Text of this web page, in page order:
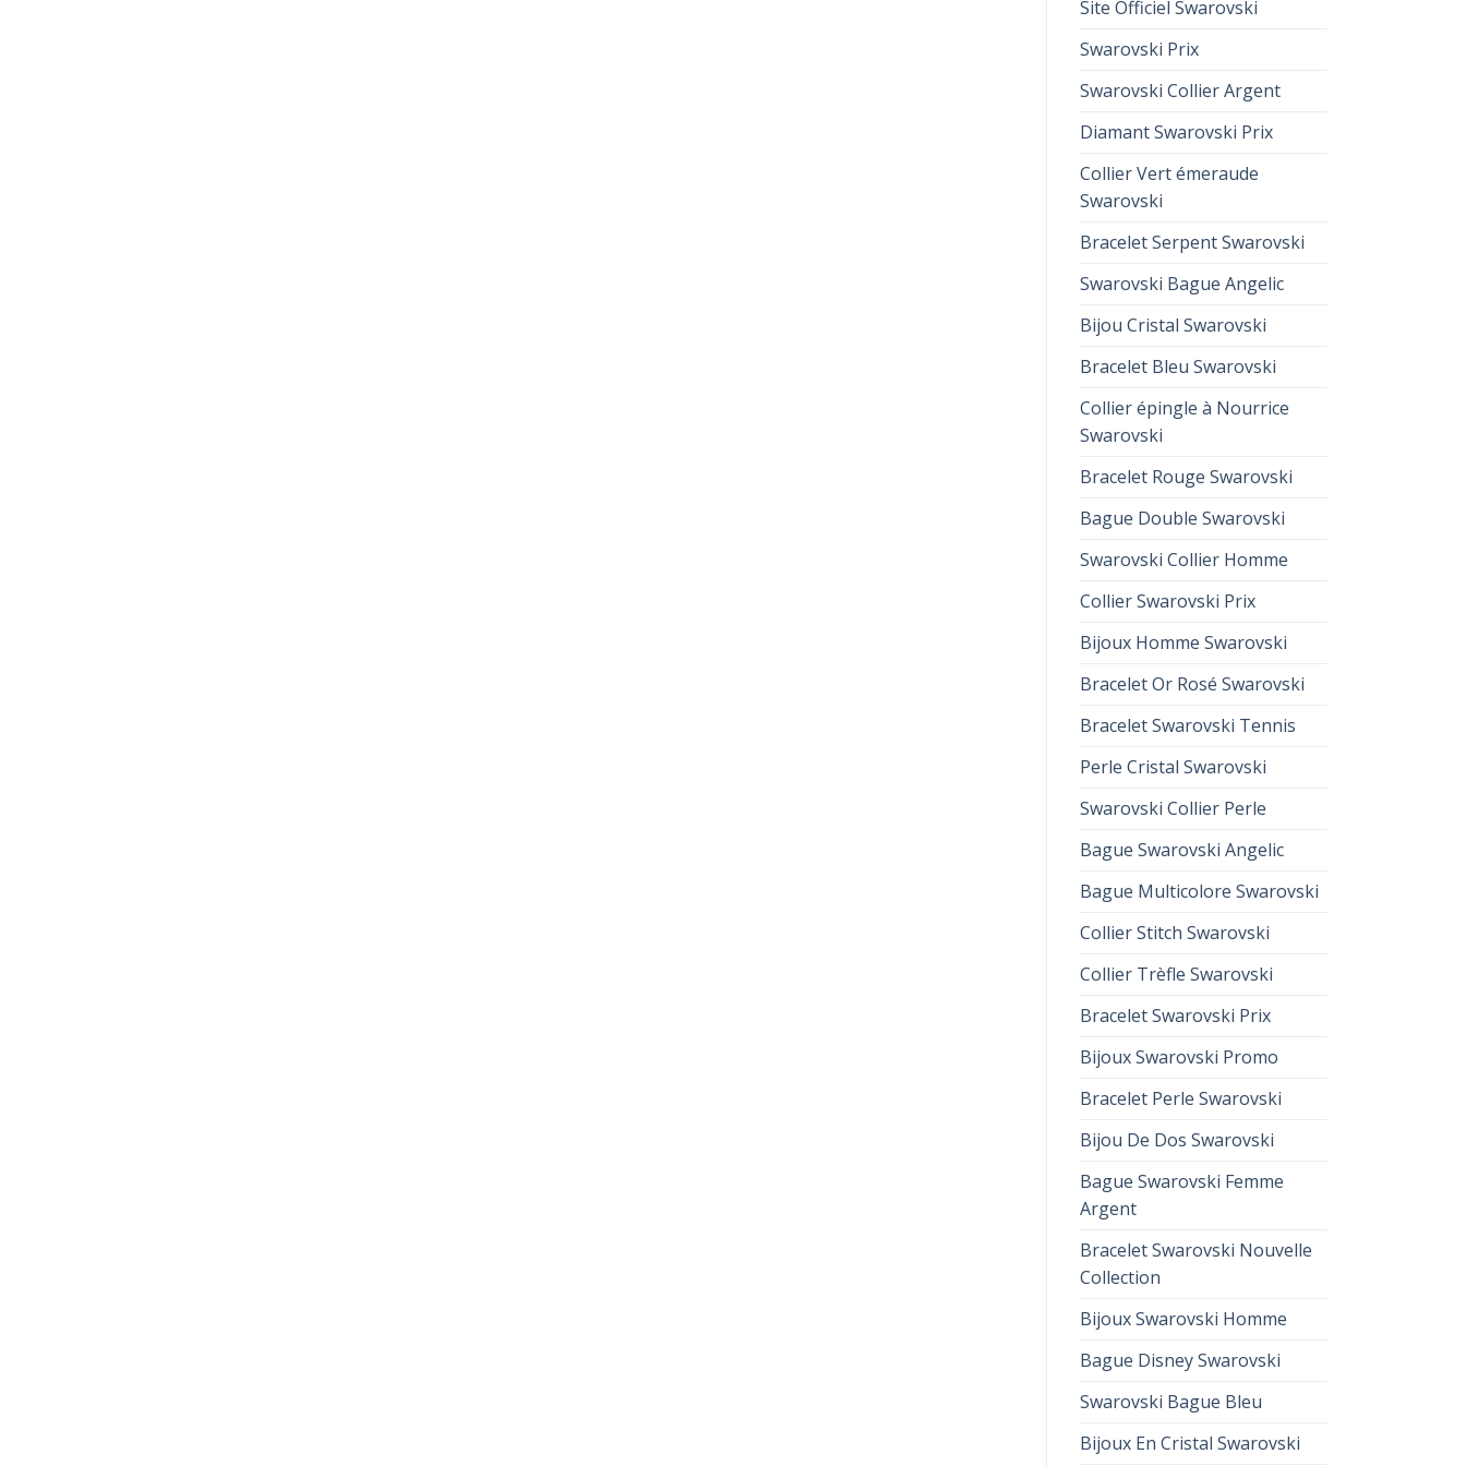
Site Officiel Swarovski
Swarovski Prix
Swarovski Collier Argent
Diamant Swarovski Prix
Collier Vert émeraude
Swarovski
Bracelet Serpent Swarovski
Swarovski Bague Angelic
Bijou Cristal Swarovski
Bracelet Bleu Swarovski
Collier épingle à Nourrice
Swarovski
Bracelet Rouge Swarovski
Bague Double Swarovski
Swarovski Collier Homme
Collier Swarovski Prix
Bijoux Homme Swarovski
Bracelet Or Rosé Swarovski
Bracelet Swarovski Tennis
Perle Cristal Swarovski
Swarovski Collier Perle
Bague Swarovski Angelic
Bague Multicolore Swarovski
Collier Stitch Swarovski
Collier Trèfle Swarovski
Bracelet Swarovski Prix
Bijoux Swarovski Promo
Bracelet Perle Swarovski
Bijou De Dos Swarovski
Bague Swarovski Femme
Argent
Bracelet Swarovski Nouvelle
Collection
Bijoux Swarovski Homme
Bague Disney Swarovski
Swarovski Bague Bleu
Bijoux En Cristal Swarovski